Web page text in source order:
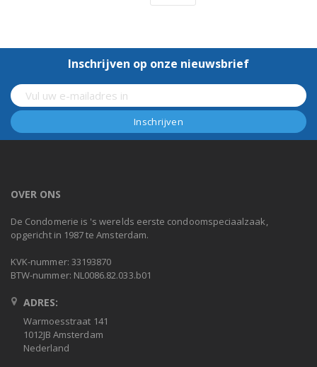
Inschrijven op onze nieuwsbrief
OVER ONS
De Condomerie is 's werelds eerste condoomspeciaalzaak,
opgericht in 1987 te Amsterdam.
KVK-nummer: 33193870
BTW-nummer: NL0086.82.033.b01
ADRES:
Warmoesstraat 141
1012JB Amsterdam
Nederland